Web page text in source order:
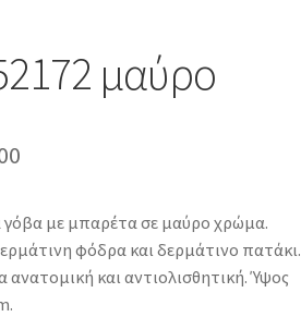
μαύρο
Η
τιμή
είναι:
γόβα με μπαρέτα σε μαύρο χρώμα.
φόδρα και δερμάτινο πατάκι.
ανατομική και αντιολισθητική. Ύψος